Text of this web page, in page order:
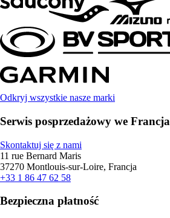
Odkryj wszystkie nasze marki
Serwis posprzedażowy we Francja
Skontaktuj się z nami
11 rue Bernard Maris
37270 Montlouis-sur-Loire, Francja
+33 1 86 47 62 58
Bezpieczna płatność